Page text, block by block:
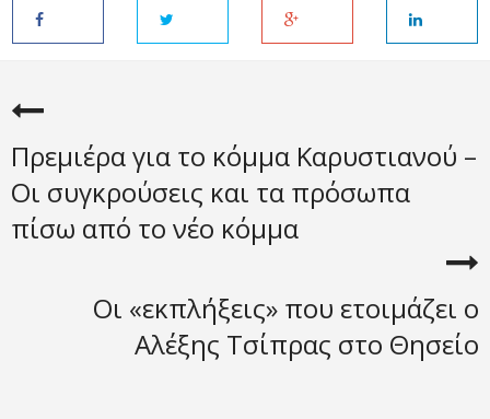
Πρεμιέρα για το κόμμα Καρυστιανού –
Οι συγκρούσεις και τα πρόσωπα
πίσω από το νέο κόμμα
Οι «εκπλήξεις» που ετοιμάζει ο
Αλέξης Τσίπρας στο Θησείο